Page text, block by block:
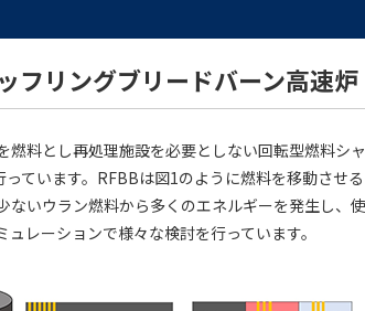
フリングブリードバーン高速
燃料とし再処理施設を必要としない回転型燃料シ
っています。RFBBは図1のように燃料を移動させ
ないウラン燃料から多くのエネルギーを発生し、
レーションで様々な検討を行っています。